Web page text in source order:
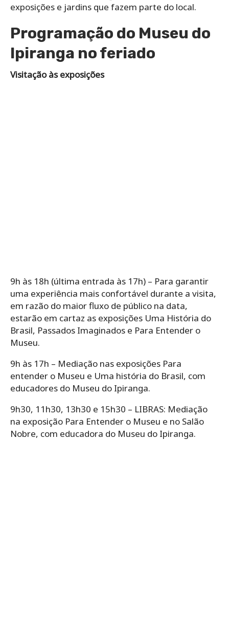
exposições e jardins que fazem parte do local.
Programação do Museu do
Ipiranga no feriado
Visitação às exposições
9h às 18h (última entrada às 17h) – Para garantir
uma experiência mais confortável durante a visita,
em razão do maior fluxo de público na data,
estarão em cartaz as exposições Uma História do
Brasil, Passados Imaginados e Para Entender o
Museu.
9h às 17h – Mediação nas exposições Para
entender o Museu e Uma história do Brasil, com
educadores do Museu do Ipiranga.
9h30, 11h30, 13h30 e 15h30 – LIBRAS: Mediação
na exposição Para Entender o Museu e no Salão
Nobre, com educadora do Museu do Ipiranga.